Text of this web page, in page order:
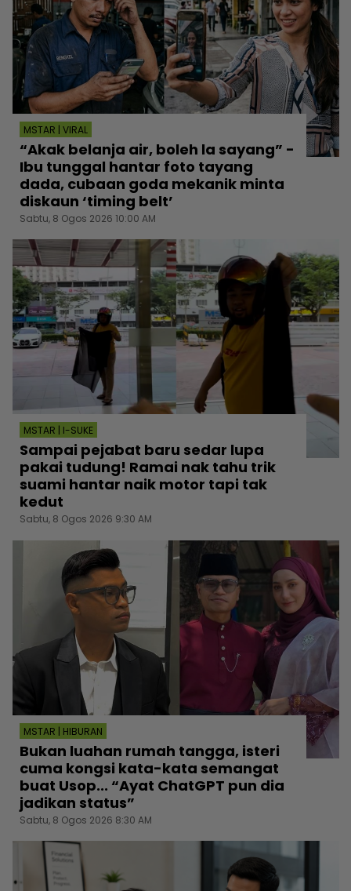
MSTAR | VIRAL
“Akak belanja air, boleh la sayang” -
Ibu tunggal hantar foto tayang
dada, cubaan goda mekanik minta
diskaun ‘timing belt’
Sabtu, 8 Ogos 2026 10:00 AM
MSTAR | I-SUKE
Sampai pejabat baru sedar lupa
pakai tudung! Ramai nak tahu trik
suami hantar naik motor tapi tak
kedut
Sabtu, 8 Ogos 2026 9:30 AM
MSTAR | HIBURAN
Bukan luahan rumah tangga, isteri
cuma kongsi kata-kata semangat
buat Usop... “Ayat ChatGPT pun dia
jadikan status”
Sabtu, 8 Ogos 2026 8:30 AM